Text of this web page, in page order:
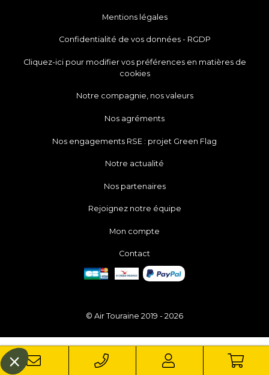
Mentions légales
Confidentialité de vos données - RGDP
Cliquez-ici pour modifier vos préférences en matières de
cookies
Notre compagnie, nos valeurs
Nos agréments
Nos engagements RSE : projet Green Flag
Notre actualité
Nos partenaires
Rejoignez notre équipe
Mon compte
Contact
© Air Touraine 2019 - 2026